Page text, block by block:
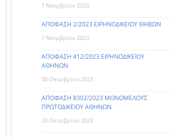
7 Νοεμβρίου 2023
ΑΠΟΦΑΣΗ 2/2023 ΕΙΡΗΝΟΔΙΚΕΙΟΥ ΘΗΒΩΝ
7 Νοεμβρίου 2023
ΑΠΟΦΑΣΗ 412/2023 ΕΙΡΗΝΟΔΙΚΕΙΟΥ
ΑΘΗΝΩΝ
30 Οκτωβρίου 2023
ΑΠΟΦΑΣΗ 8302/2023 ΜΟΝΟΜΕΛΟΥΣ
ΠΡΩΤΟΔΙΚΕΙΟΥ ΑΘΗΝΩΝ
24 Οκτωβρίου 2023